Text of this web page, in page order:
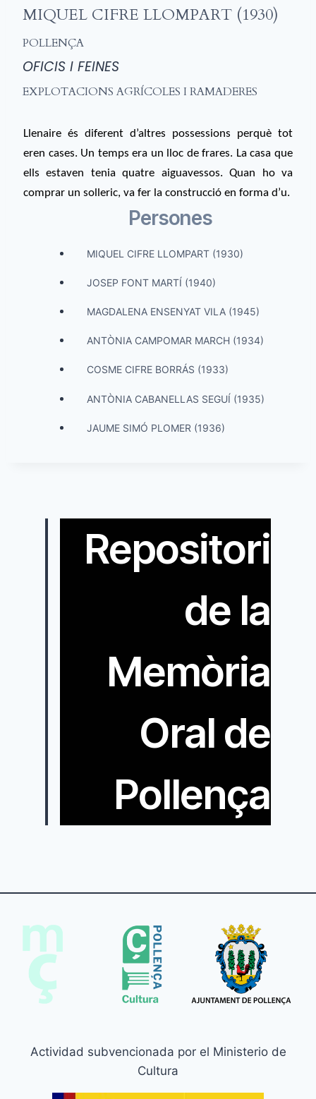
MIQUEL CIFRE LLOMPART (1930)
POLLENÇA
OFICIS I FEINES
EXPLOTACIONS AGRÍCOLES I RAMADERES
Llenaire és diferent d’altres possessions perquè tot
eren cases. Un temps era un lloc de frares. La casa que
ells estaven tenia quatre aiguavessos. Quan ho va
comprar un solleric, va fer la construcció en forma d’u.
Persones
MIQUEL CIFRE LLOMPART (1930)
JOSEP FONT MARTÍ (1940)
MAGDALENA ENSENYAT VILA (1945)
ANTÒNIA CAMPOMAR MARCH (1934)
COSME CIFRE BORRÁS (1933)
ANTÒNIA CABANELLAS SEGUÍ (1935)
JAUME SIMÓ PLOMER (1936)
Repositori
de la
Memòria
Oral de
Pollença
Actividad subvencionada por el Ministerio de
Cultura